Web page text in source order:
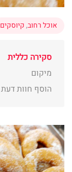
אוכל רחוב,קיוסקים
סקירה כללית
מיקום
הוסף חוות דעת